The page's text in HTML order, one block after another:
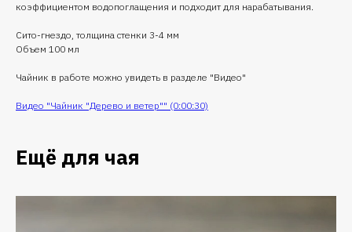
коэффициентом водопоглащения и подходит для нарабатывания.
Сито-гнездо, толщина стенки 3-4 мм
Объем 100 мл
Чайник в работе можно увидеть в разделе "Видео"
Видео "Чайник "Дерево и ветер"" (0:00:30)
Ещё для чая